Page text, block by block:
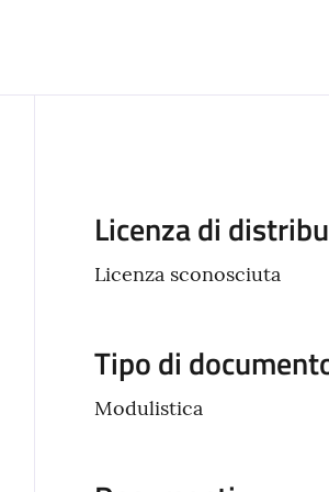
Descrizione
Licenza di
Licenza sconosciuta
Tipo di
Modulistica